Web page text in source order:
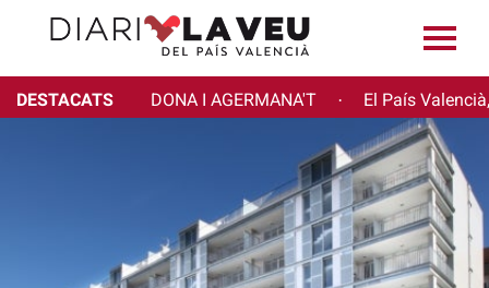
DESTACATS DONA I AGERMANA'T · El País